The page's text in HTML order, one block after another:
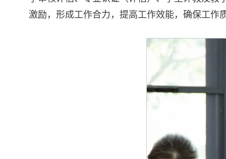
激励，形成工作合力，提高工作效能，确保工作